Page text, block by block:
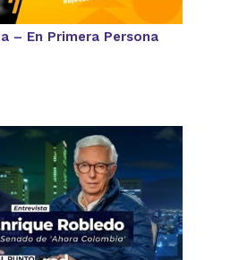
– En Primera Persona